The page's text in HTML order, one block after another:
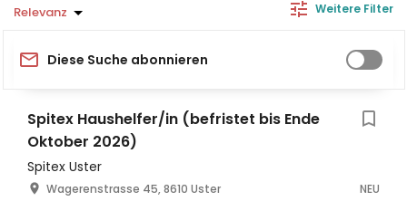
Relevanz Weitere Filter
Diese Suche abonnieren
Spitex Haushelfer/in (befristet bis Ende
Oktober 2026)
Spitex Uster
Wagerenstrasse 45, 8610 Uster NEU